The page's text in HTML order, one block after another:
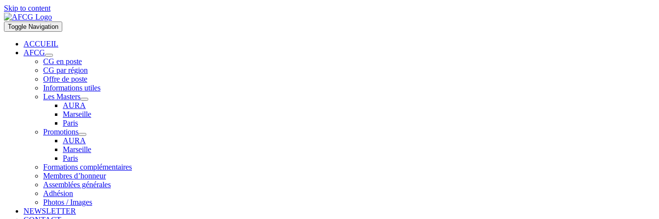
Skip to content
Toggle Navigation
ACCUEIL
AFCG
CG en poste
CG par région
Offre de poste
Informations utiles
Les Masters
AURA
Marseille
Paris
Promotions
AURA
Marseille
Paris
Formations complémentaires
Membres d’honneur
Assemblées générales
Adhésion
Photos / Images
NEWSLETTER